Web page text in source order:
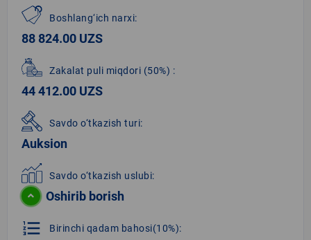
Boshlang‘ich narxi:
88 824.00 UZS
Zakalat puli miqdori (50%) :
44 412.00 UZS
Savdo o‘tkazish turi:
Auksion
Savdo o‘tkazish uslubi:
Oshirib borish
format_list_numbered Birinchi qadam bahosi(10%):